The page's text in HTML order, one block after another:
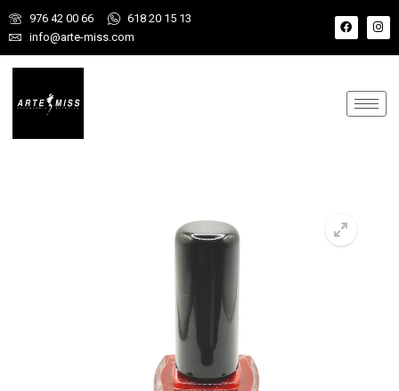
976 42 00 66
618 20 15 13
info@arte-miss.com